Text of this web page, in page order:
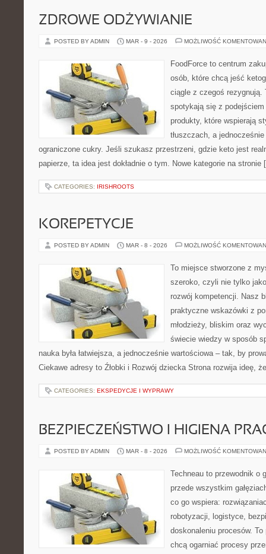
ZDROWE ODŻYWIANIE
POSTED BY ADMIN MAR - 9 - 2026 MOŻLIWOŚĆ
FoodForce to centrum
osób, które chcą jeść
ciągle z czegoś
spotykają się z
produkty, które wspierają
tłuszczach, a
ograniczone cukry. Jeśli szukasz przestrzeni, gdzie keto jest
papierze, ta idea jest dokładnie o tym. Nowe kategorie na
CATEGORIES: IRISHROOTS
KOREPETYCJE
POSTED BY ADMIN MAR - 8 - 2026 MOŻLIWOŚĆ
To miejsce stworzone z
szeroko, czyli nie tylko
rozwój kompetencji. Nasz
praktyczne wskazówki z
młodzieży, bliskim oraz
świecie wiedzy w sposób
nauka była łatwiejsza, a jednocześnie wartościowa – tak, by
Ciekawe adresy to Źłobki i Rozwój dziecka Strona rozwija ideę,
CATEGORIES: EKSPEDYCJE I WYPRAWY
BEZPIECZEŃSTWO I HIGIENA
POSTED BY ADMIN MAR - 8 - 2026 MOŻLIWOŚĆ
Techneau to przewodnik o
przede wszystkim
co go wspiera:
robotyzacji, logistyce,
doskonaleniu procesów.
chcą ogarniać procesy